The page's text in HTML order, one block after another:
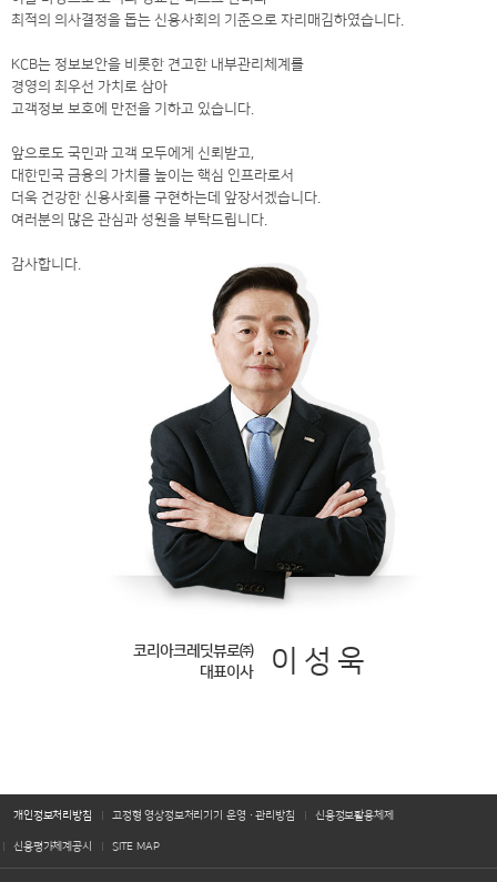
최적의 의사결정을 돕는 신용사회의 기준으로 자리매김하였습니다.
KCB는 정보보안을 비롯한 견고한 내부관리체계를
경영의 최우선 가치로 삼아
고객정보 보호에 만전을 기하고 있습니다.
앞으로도 국민과 고객 모두에게 신뢰받고,
대한민국 금융의 가치를 높이는 핵심 인프라로서
더욱 건강한 신용사회를 구현하는데 앞장서겠습니다.
여러분의 많은 관심과 성원을 부탁드립니다.
감사합니다.
코리아크레딧뷰로㈜
대표이사
이 성 욱
개인정보처리방침 고정형 영상정보처리기기 운영·관리방침 신용정보활용체제
신용평가체계공시 SITE MAP